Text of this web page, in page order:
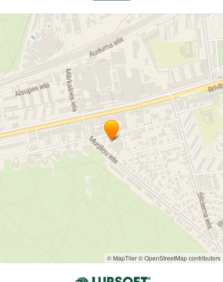
протезирование зубов в Риге
стоматолог
стоматолог в Риге
стоматолог на Югле
стоматологи
стоматология экстракция зубов
© MapTiler© OpenStreetMap contributors